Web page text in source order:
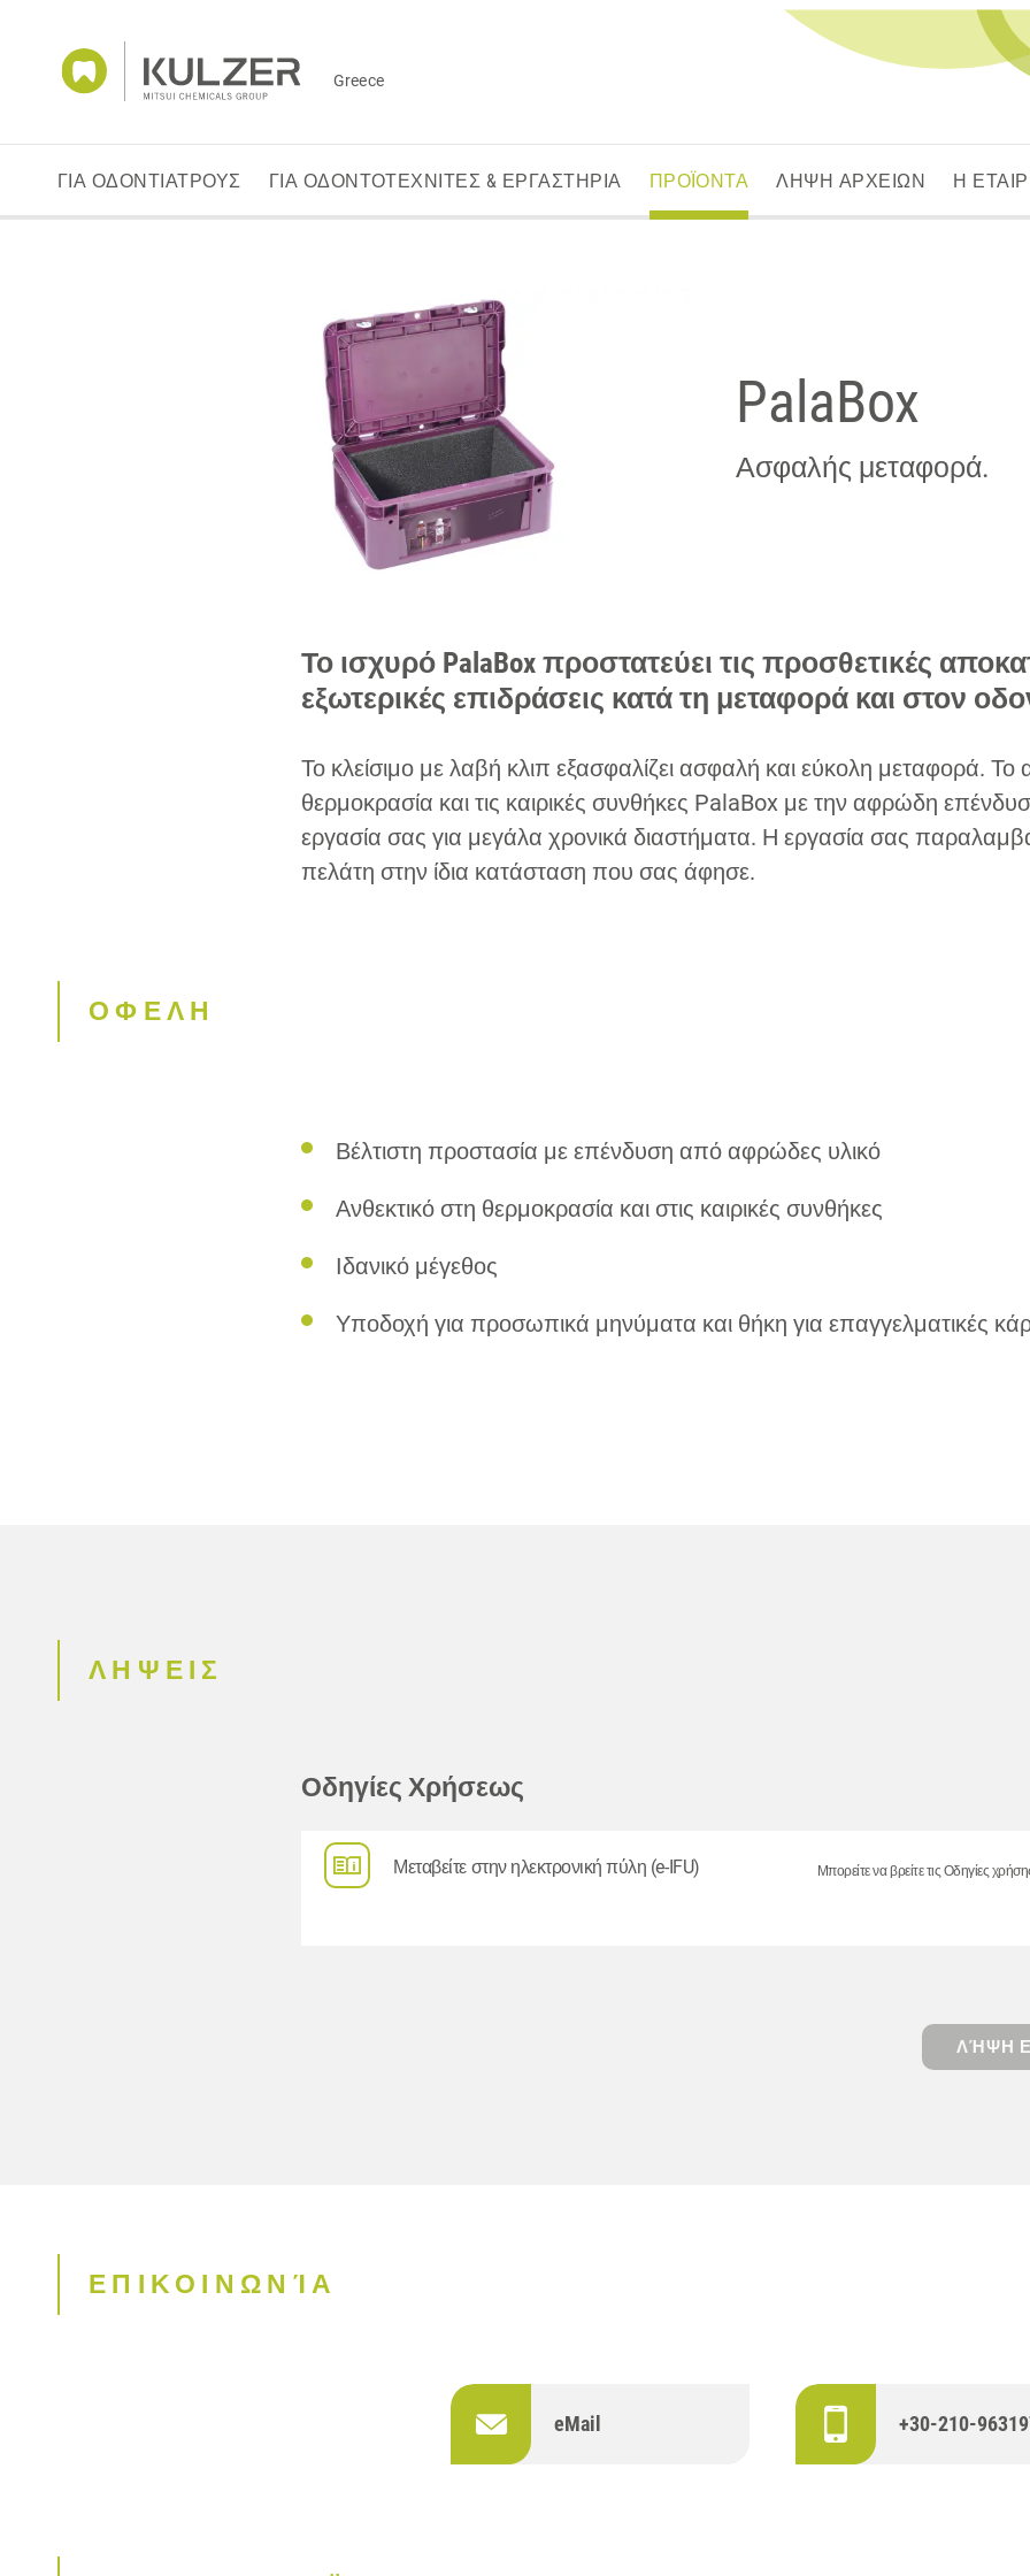
Greece
ΓΙΑ ΟΔΟΝΤΙΑΤΡΟΥΣ ΓΙΑ ΟΔΟΝΤΟΤΕΧΝΙΤΕΣ & ΕΡΓΑΣΤΗΡΙΑ ΠΡΟΪΟΝΤΑ ΛΗΨΗ ΑΡΧΕΙΩΝ Η
PalaBox
Ασφαλής μεταφορά.
Το ισχυρό PalaBox προστατεύει τις προσθετικές
εξωτερικές επιδράσεις κατά τη μεταφορά και στον
Το κλείσιμο με λαβή κλιπ εξασφαλίζει ασφαλή και εύκολη μεταφορά. Το
θερμοκρασία και τις καιρικές συνθήκες PalaBox με την αφρώδη
εργασία σας για μεγάλα χρονικά διαστήματα. Η εργασία σας
πελάτη στην ίδια κατάσταση που σας άφησε.
ΟΦΕΛΗ
Βέλτιστη προστασία με επένδυση από αφρώδες υλικό
Ανθεκτικό στη θερμοκρασία και στις καιρικές συνθήκες
Ιδανικό μέγεθος
Υποδοχή για προσωπικά μηνύματα και θήκη για επαγγελματικές
ΛΗΨΕΙΣ
Οδηγίες Χρήσεως
Μεταβείτε στην ηλεκτρονική πύλη (e-IFU) Μπορείτε να βρείτε τις Οδηγίες
ΛΉΨΗ
ΕΠΙΚΟΙΝΩΝΊΑ
eMail +30-210-